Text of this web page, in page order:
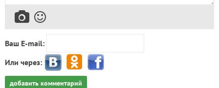
Ваш E-mail:
Или через:
добавить комментарий